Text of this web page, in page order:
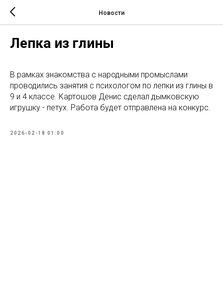
Новости
Лепка из глины
В рамках знакомства с народными промыслами
проводились занятия с психологом по лепки из глины в
9 и 4 классе. Картошов Денис сделал дымковскую
игрушку - петух. Работа будет отправлена на конкурс.
2026-02-18 01:00